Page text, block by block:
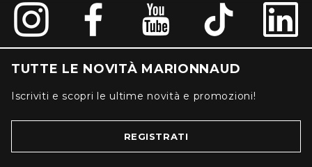
TUTTE LE NOVITÀ MARIONNAUD
Iscriviti e scopri le ultime novità e promozioni!
REGISTRATI